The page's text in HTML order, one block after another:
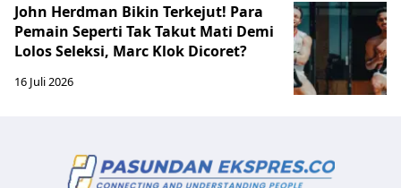
John Herdman Bikin Terkejut! Para
Pemain Seperti Tak Takut Mati Demi
Lolos Seleksi, Marc Klok Dicoret?
16 Juli 2026